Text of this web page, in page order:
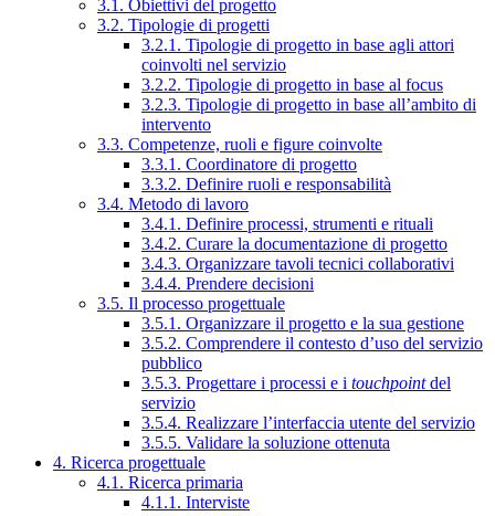
3.1. Obiettivi del progetto
3.2. Tipologie di progetti
3.2.1. Tipologie di progetto in base agli attori
coinvolti nel servizio
3.2.2. Tipologie di progetto in base al focus
3.2.3. Tipologie di progetto in base all’ambito di
intervento
3.3. Competenze, ruoli e figure coinvolte
3.3.1. Coordinatore di progetto
3.3.2. Definire ruoli e responsabilità
3.4. Metodo di lavoro
3.4.1. Definire processi, strumenti e rituali
3.4.2. Curare la documentazione di progetto
3.4.3. Organizzare tavoli tecnici collaborativi
3.4.4. Prendere decisioni
3.5. Il processo progettuale
3.5.1. Organizzare il progetto e la sua gestione
3.5.2. Comprendere il contesto d’uso del servizio
pubblico
3.5.3. Progettare i processi e i touchpointdel
servizio
3.5.4. Realizzare l’interfaccia utente del servizio
3.5.5. Validare la soluzione ottenuta
4. Ricerca progettuale
4.1. Ricerca primaria
4.1.1. Interviste